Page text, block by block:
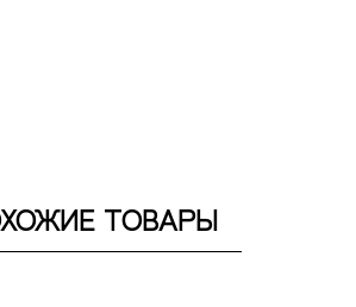
ТОВАРЫ